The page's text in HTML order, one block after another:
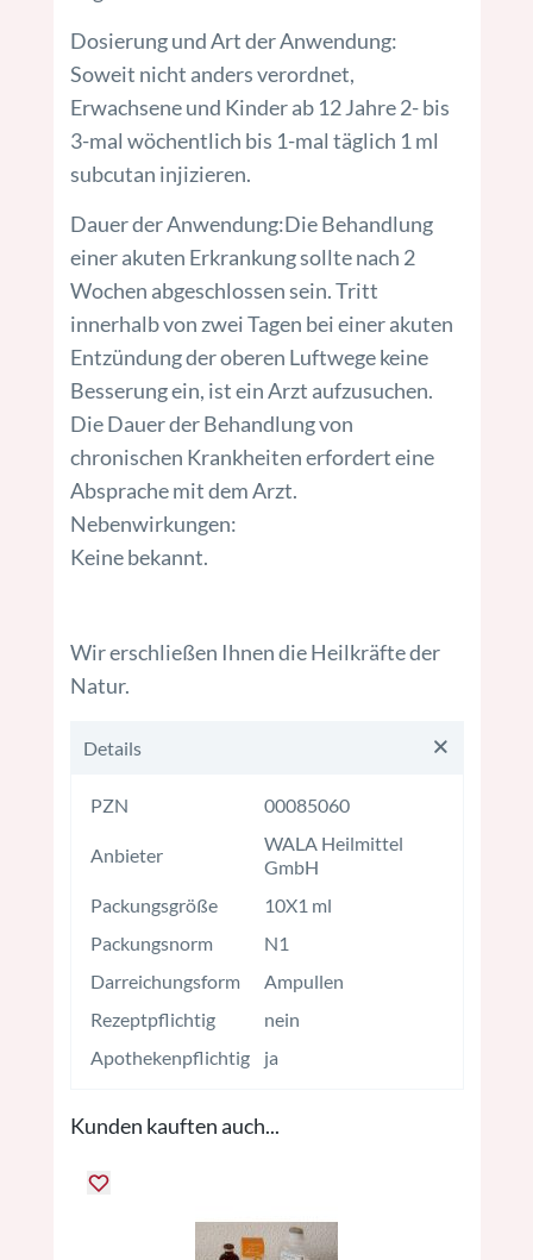
Dosierung und Art der Anwendung:
Soweit nicht anders verordnet,
Erwachsene und Kinder ab 12 Jahre 2- bis
3-mal wöchentlich bis 1-mal täglich 1 ml
subcutan injizieren.
Dauer der Anwendung:Die Behandlung
einer akuten Erkrankung sollte nach 2
Wochen abgeschlossen sein. Tritt
innerhalb von zwei Tagen bei einer akuten
Entzündung der oberen Luftwege keine
Besserung ein, ist ein Arzt aufzusuchen.
Die Dauer der Behandlung von
chronischen Krankheiten erfordert eine
Absprache mit dem Arzt.
Nebenwirkungen:
Keine bekannt.
Wir erschließen Ihnen die Heilkräfte der
Natur.
Details
PZN 00085060
Anbieter
WALA Heilmittel
GmbH
Packungsgröße
10X1 ml
Packungsnorm
N1
Darreichungsform
Ampullen
Rezeptpflichtig
nein
Apothekenpflichtig
ja
Kunden kauften auch...